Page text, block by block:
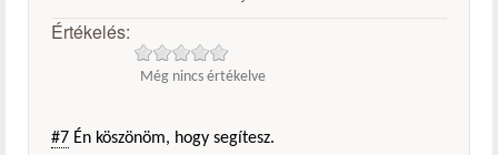
Értékelés:
Még nincs értékelve
#7 Én köszönöm, hogy segítesz.